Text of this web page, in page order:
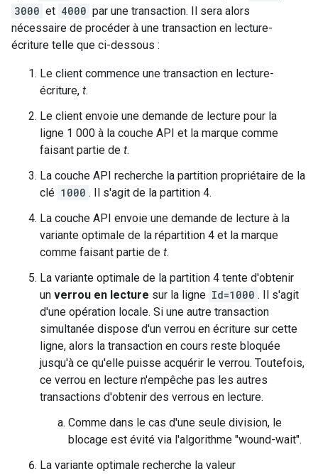
3000 et 4000 par une transaction. Il sera alors
nécessaire de procéder à une transaction en lecture-
écriture telle que ci-dessous :
Le client commence une transaction en lecture-
écriture, t.
Le client envoie une demande de lecture pour la
ligne 1 000 à la couche API et la marque comme
faisant partie de t.
La couche API recherche la partition propriétaire de la
clé 1000 . Il s'agit de la partition 4.
La couche API envoie une demande de lecture à la
variante optimale de la répartition 4 et la marque
comme faisant partie de t.
La variante optimale de la partition 4 tente d'obtenir
un verrou en lecture sur la ligne Id=1000 . Il s'agit
d'une opération locale. Si une autre transaction
simultanée dispose d'un verrou en écriture sur cette
ligne, alors la transaction en cours reste bloquée
jusqu'à ce qu'elle puisse acquérir le verrou. Toutefois,
ce verrou en lecture n'empêche pas les autres
transactions d'obtenir des verrous en lecture.
Comme dans le cas d'une seule division, le
blocage est évité via l'algorithme "wound-wait".
La variante optimale recherche la valeur